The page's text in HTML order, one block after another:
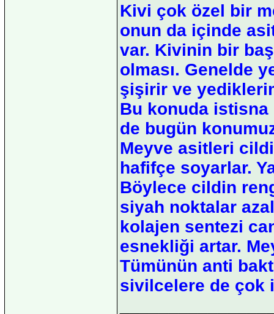
Kivi çok özel bir
onun da içinde
var. Kivinin bir
olması. Genelde
şişirir ve
Bu konuda
de bugün
Meyve asitleri
hafifçe soyarlar.
Böylece cildin
siyah noktalar
kolajen sentezi
esnekliği artar.
Tümünün anti
sivilcelere de çok